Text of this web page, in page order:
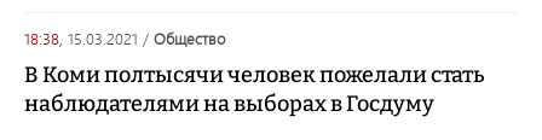
18:38, 15.03.2021 / общество
В Коми полтысячи человек пожелали стать
наблюдателями на выборах в Госдуму